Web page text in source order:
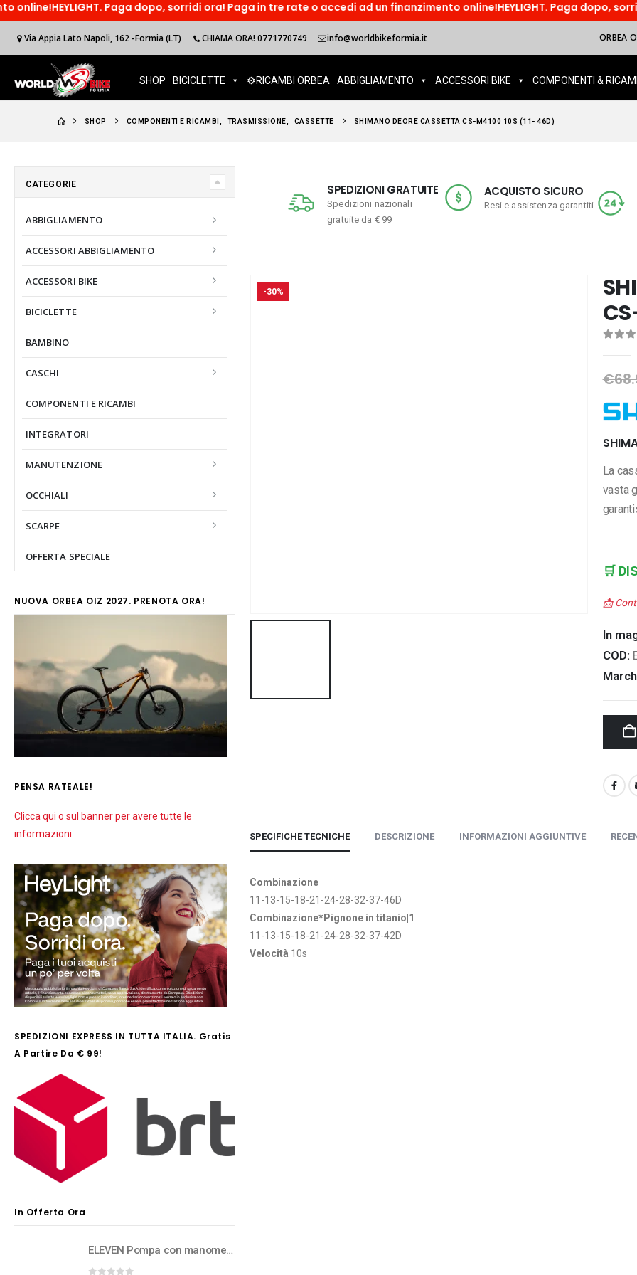
Paga dopo, sorridi ora! Paga in tre rate o accedi ad un finanzimento online!HEYLIGHT. Paga dopo, sorridi ora!
Via Appia Lato Napoli, 162 -Formia (LT) CHIAMA ORA! 0771770749 info@worldbikeformia.it ORBEA
SHOP BICICLETTE ⚙️RICAMBI ORBEA ABBIGLIAMENTO ACCESSORI BIKE COMPONENTI &
SHOP COMPONENTI E RICAMBI TRASMISSIONE CASSETTE SHIMANO DEORE CASSETTA CS-M4100 10S (11- 46D)
SPEDIZIONI GRATUITE
Spedizioni nazionali
gratuite da € 99
ACQUISTO SICURO
Resi e assistenza garantiti
-30%
€
La
vasta
🛒
📩
In
COD:
SPECIFICHE TECNICHE DESCRIZIONE INFORMAZIONI AGGIUNTIVE
Combinazione
11-13-15-18-21-24-28-32-37-46D
Combinazione*Pignone in titanio|1
11-13-15-18-21-24-28-32-37-42D
Velocità 10s
CATEGORIE
ABBIGLIAMENTO
ACCESSORI ABBIGLIAMENTO
ACCESSORI BIKE
BICICLETTE
BAMBINO
CASCHI
COMPONENTI E RICAMBI
INTEGRATORI
MANUTENZIONE
OCCHIALI
SCARPE
OFFERTA SPECIALE
NUOVA ORBEA OIZ 2027. PRENOTA ORA!
PENSA RATEALE!
Clicca qui o sul banner per avere tutte le
informazioni
SPEDIZIONI EXPRESS IN TUTTA ITALIA. Gratis
A Partire Da € 99!
In Offerta Ora
ELEVEN Pompa con manometro per forcelle e rear shock ad aria